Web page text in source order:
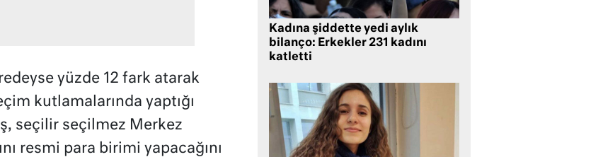
yüzde 12 fark atarak
kutlamalarında yaptığı
seçilir seçilmez Merkez
resmi para birimi yapacağını
Kadına şiddette yedi aylık
bilanço: Erkekler 231 kadını
katletti